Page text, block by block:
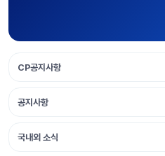
CP공지사항
공지사항
국내외 소식